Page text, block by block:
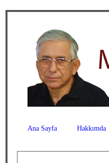
Ana Sayfa Hakkımda